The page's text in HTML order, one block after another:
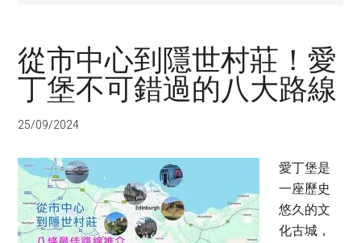
從市中心到隱世村莊！愛
丁堡不可錯過的八大路線
25/09/2024
愛丁堡是
一座歷史
悠久的文
化古城，